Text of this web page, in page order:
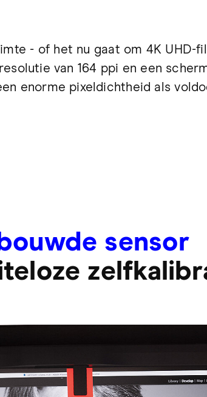
- of het nu gaat om 4K UHD-
van 164 ppi en een
enorme pixeldichtheid als
sensor